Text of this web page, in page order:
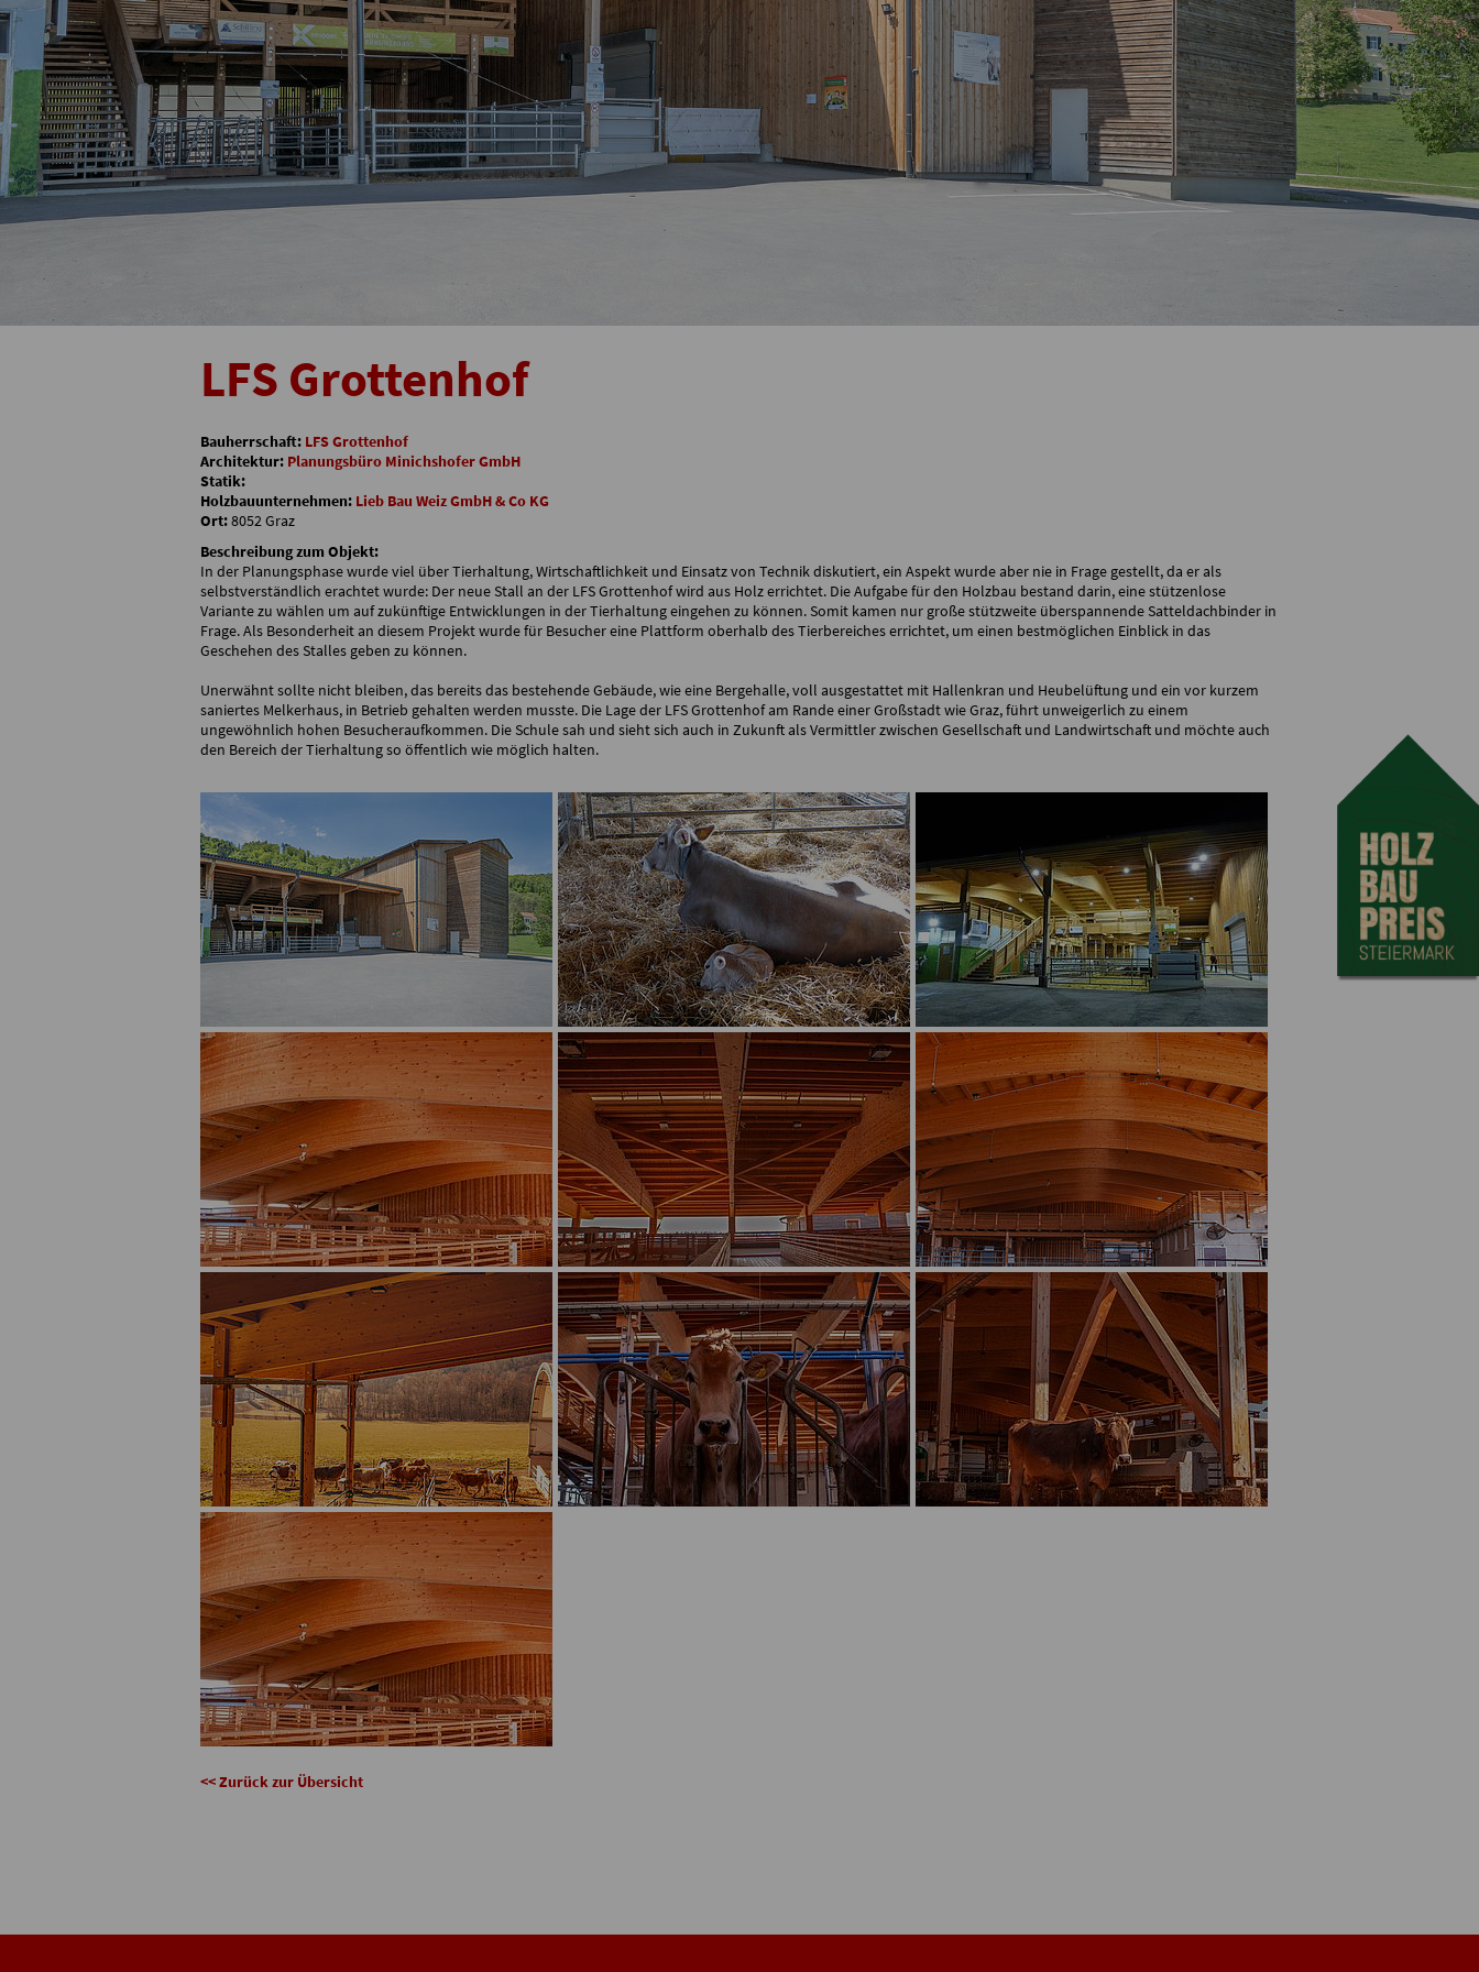
LFS Grottenhof
Bauherrschaft: LFS Grottenhof
Architektur: Planungsbüro Minichshofer GmbH
Statik:
Holzbauunternehmen: Lieb Bau Weiz GmbH & Co KG
Ort:8052 Graz
Beschreibung zum Objekt:
In der Planungsphase wurde viel über Tierhaltung, Wirtschaftlichkeit und Einsatz von Technik diskutiert, ein Aspekt wurde aber nie in Frage gestellt, da er als
selbstverständlich erachtet wurde: Der neue Stall an der LFS Grottenhof wird aus Holz errichtet. Die Aufgabe für den Holzbau bestand darin, eine stützenlose
Variante zu wählen um auf zukünftige Entwicklungen in der Tierhaltung eingehen zu können. Somit kamen nur große stützweite überspannende Satteldachbinder in
Frage. Als Besonderheit an diesem Projekt wurde für Besucher eine Plattform oberhalb des Tierbereiches errichtet, um einen bestmöglichen Einblick in das
Geschehen des Stalles geben zu können.
Unerwähnt sollte nicht bleiben, das bereits das bestehende Gebäude, wie eine Bergehalle, voll ausgestattet mit Hallenkran und Heubelüftung und ein vor kurzem
saniertes Melkerhaus, in Betrieb gehalten werden musste. Die Lage der LFS Grottenhof am Rande einer Großstadt wie Graz, führt unweigerlich zu einem
ungewöhnlich hohen Besucheraufkommen. Die Schule sah und sieht sich auch in Zukunft als Vermittler zwischen Gesellschaft und Landwirtschaft und möchte auch
den Bereich der Tierhaltung so öffentlich wie möglich halten.
<< Zurück zur Übersicht